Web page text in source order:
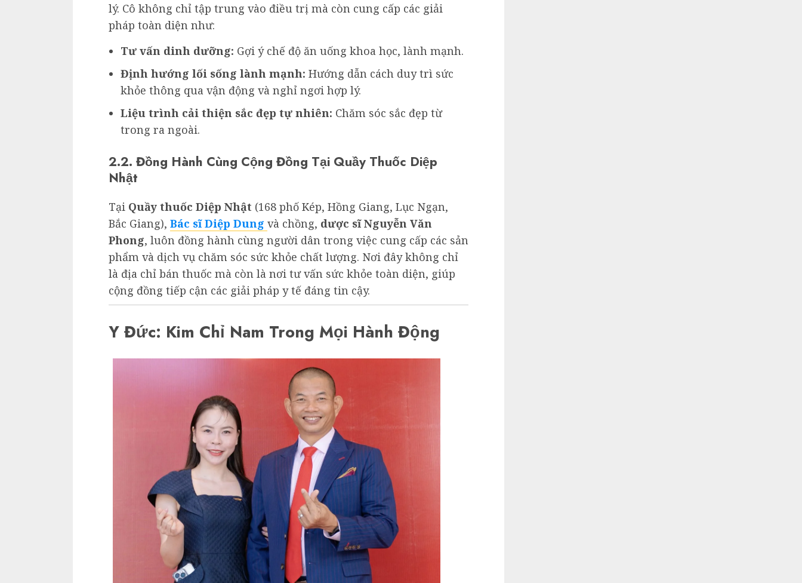
lý. Cô không chỉ tập trung vào điều trị mà còn cung cấp các giải
pháp toàn diện như:
Tư vấn dinh dưỡng: Gợi ý chế độ ăn uống khoa học, lành mạnh.
Định hướng lối sống lành mạnh: Hướng dẫn cách duy trì sức
khỏe thông qua vận động và nghỉ ngơi hợp lý.
Liệu trình cải thiện sắc đẹp tự nhiên: Chăm sóc sắc đẹp từ
trong ra ngoài.
2.2. Đồng Hành Cùng Cộng Đồng Tại Quầy Thuốc Diệp
Nhật
Tại Quầy thuốc Diệp Nhật (168 phố Kép, Hồng Giang, Lục Ngạn,
Bắc Giang), Bác sĩ Diệp Dung và chồng, dược sĩ Nguyễn Văn
Phong, luôn đồng hành cùng người dân trong việc cung cấp các sản
phẩm và dịch vụ chăm sóc sức khỏe chất lượng. Nơi đây không chỉ
là địa chỉ bán thuốc mà còn là nơi tư vấn sức khỏe toàn diện, giúp
cộng đồng tiếp cận các giải pháp y tế đáng tin cậy.
Y Đức: Kim Chỉ Nam Trong Mọi Hành Động